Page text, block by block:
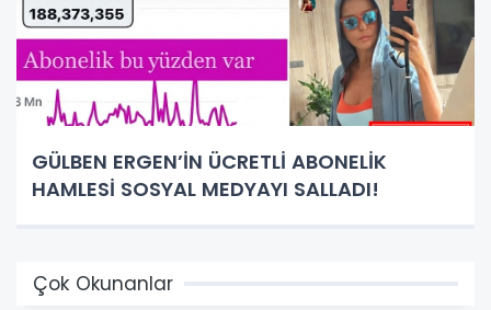
GÜLBEN ERGEN’İN ÜCRETLİ ABONELİK
HAMLESİ SOSYAL MEDYAYI SALLADI!
Çok Okunanlar